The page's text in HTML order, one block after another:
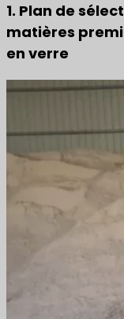
1. Plan de
matières
en verre